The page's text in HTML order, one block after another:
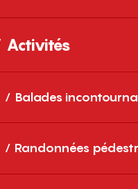
Activités
Balades
Randonnées
L’ANNÉE
expositions,
les Pyrénées-
grands temps forts
de
les
sorties près de
infos dans notre
et sorties
Orientales